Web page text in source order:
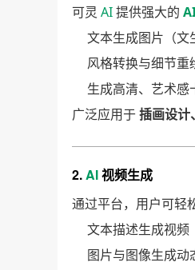
可灵 AI提供强大的
文本生成图片（文
风格转换与细节重
生成高清、艺术感
广泛应用于插画设计
2.AI视频生成
通过平台，用户可轻
文本描述生成视频
图片与图像生成动